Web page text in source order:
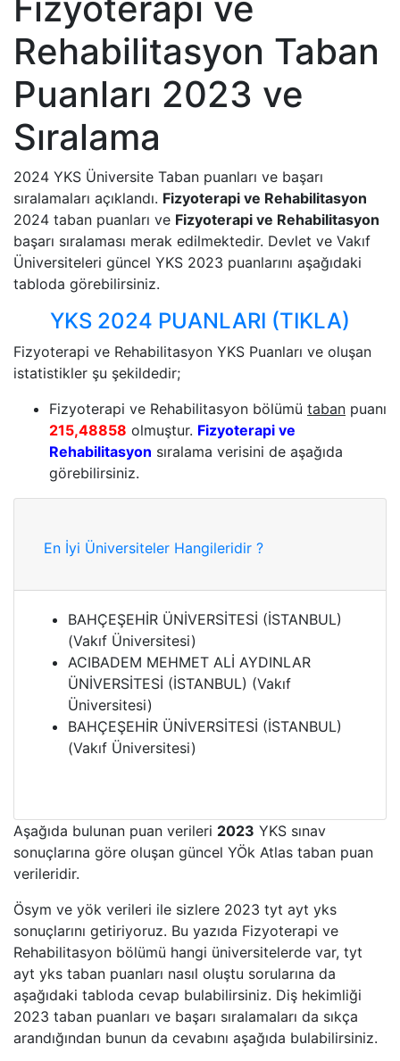
Rehabilitasyon Taban
Puanları 2023 ve
Sıralama
2024 YKS Üniversite Taban puanları ve başarı
sıralamaları açıklandı. Fizyoterapi ve Rehabilitasyon
2024 taban puanları ve Fizyoterapi ve Rehabilitasyon
başarı sıralaması merak edilmektedir. Devlet ve Vakıf
Üniversiteleri güncel YKS 2023 puanlarını aşağıdaki
tabloda görebilirsiniz.
YKS 2024 PUANLARI (TIKLA)
Fizyoterapi ve Rehabilitasyon YKS Puanları ve oluşan
istatistikler şu şekildedir;
Fizyoterapi ve Rehabilitasyon bölümü taban puanı
215,48858 olmuştur. Fizyoterapi ve
Rehabilitasyon sıralama verisini de aşağıda
görebilirsiniz.
En İyi Üniversiteler Hangileridir ?
BAHÇEŞEHİR ÜNİVERSİTESİ (İSTANBUL)
(Vakıf Üniversitesi)
ACIBADEM MEHMET ALİ AYDINLAR
ÜNİVERSİTESİ (İSTANBUL) (Vakıf
Üniversitesi)
BAHÇEŞEHİR ÜNİVERSİTESİ (İSTANBUL)
(Vakıf Üniversitesi)
Aşağıda bulunan puan verileri 2023 YKS sınav
sonuçlarına göre oluşan güncel YÖk Atlas taban puan
verileridir.
Ösym ve yök verileri ile sizlere 2023 tyt ayt yks
sonuçlarını getiriyoruz. Bu yazıda Fizyoterapi ve
Rehabilitasyon bölümü hangi üniversitelerde var, tyt
ayt yks taban puanları nasıl oluştu sorularına da
aşağıdaki tabloda cevap bulabilirsiniz. Diş hekimliği
2023 taban puanları ve başarı sıralamaları da sıkça
arandığından bunun da cevabını aşağıda bulabilirsiniz.